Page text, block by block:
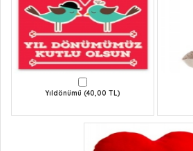
Yıldönümü (40,00 TL)